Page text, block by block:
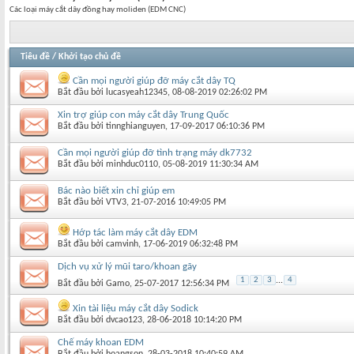
Các loại máy cắt dây đồng hay moliden (EDM CNC)
Tiêu đề / Khởi tạo chủ đề
Cần mọi người giúp đỡ máy cắt dây TQ
Bắt đầu bởi lucasyeah12345‎, 08-08-2019 02:26:02 PM
Xin trợ giúp con máy cắt dây Trung Quốc
Bắt đầu bởi tinnghianguyen‎, 17-09-2017 06:10:36 PM
Cần mọi người giúp đỡ tình trạng máy dk7732
Bắt đầu bởi minhduc0110‎, 05-08-2019 11:30:34 AM
Bác nào biết xin chỉ giúp em
Bắt đầu bởi VTV3‎, 21-07-2016 10:49:05 PM
Hớp tác làm máy cắt dây EDM
Bắt đầu bởi camvinh‎, 17-06-2019 06:32:48 PM
Dịch vụ xử lý mũi taro/khoan gãy
Bắt đầu bởi Gamo‎, 25-07-2017 12:56:34 PM 1 2 3 ... 4
Xin tài liệu máy cắt dây Sodick
Bắt đầu bởi dvcao123‎, 28-06-2018 10:14:20 PM
Chế máy khoan EDM